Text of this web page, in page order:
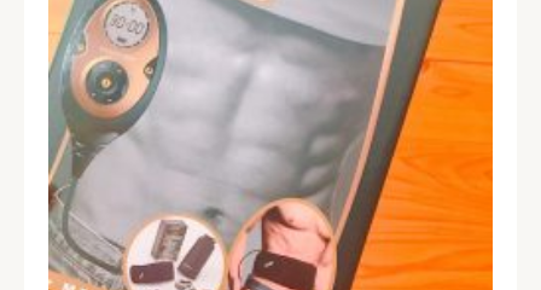
現在地からの経路